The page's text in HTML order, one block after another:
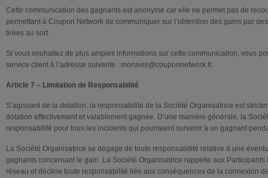
Cette communication des gagnants est anonyme car elle ne permet pas de
permettant à Coupon Network de communiquer sur l’obtention des gains par
tirées au sort.
Si vous souhaitez de plus amples informations sur cette communication, vous
service client à l’adresse suivante : monavis@couponnetwork.fr.
Article 7 – Limitation de Responsabilité
S’agissant de la dotation, la responsabilité de la Société Organisatrice est
dotation effectivement et valablement gagnée. D’une manière générale, la
responsabilité pour tous les incidents qui pourraient survenir à un gagnant
La Société Organisatrice se dégage de toute responsabilité relative à une
gagnants concernant le gain. La Société Organisatrice rappelle aux
réseau et décline toute responsabilité liée aux conséquences de la connexion